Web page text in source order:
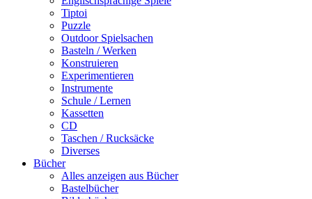
Tiptoi
Puzzle
Outdoor Spielsachen
Basteln / Werken
Konstruieren
Experimentieren
Instrumente
Schule / Lernen
Kassetten
CD
Taschen / Rucksäcke
Diverses
Bücher
Alles anzeigen aus Bücher
Bastelbücher